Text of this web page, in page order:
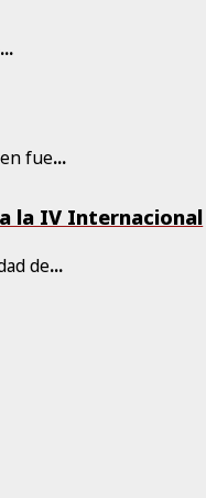
...
fue...
la IV Internacional
de...